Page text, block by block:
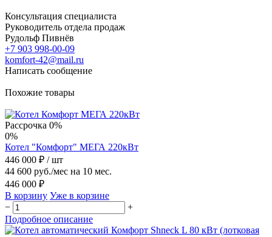
Консультация специалиста
Руководитель отдела продаж
Рудольф Пивнёв
+7 903 998-00-09
komfort-42@mail.ru
Написать сообщение
Похожие товары
Рассрочка 0%
0%
Котел "Комфорт" МЕГА 220кВт
446 000 ₽ / шт
44 600 руб./мес на 10 мес.
446 000 ₽
В корзину Уже в корзине
−
+
Подробное описание